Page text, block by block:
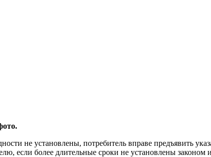
не установлены, потребитель вправе предъявить
если более длительные сроки не установлены законом